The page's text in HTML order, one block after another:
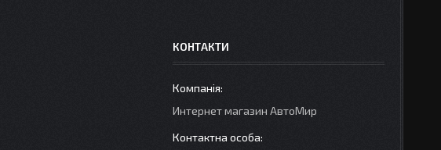
КОНТАКТИ
Интернет магазин АвтоМир